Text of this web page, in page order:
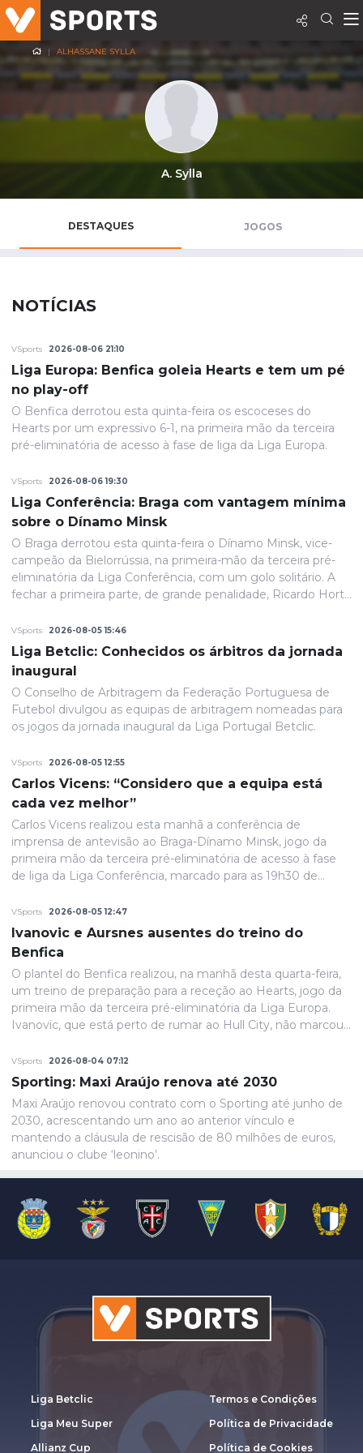
ALHASSANE SYLLA
A. Sylla
DESTAQUES JOGOS
NOTÍCIAS
VSports 2026-08-06 21:10
Liga Europa: Benfica goleia Hearts e tem um pé
no play-off
O Benfica derrotou esta quinta-feira os escoceses do
Hearts por um expressivo 6-1, na primeira mão da terceira
pré-eliminatória de acesso à fase de liga da Liga Europa.
VSports 2026-08-06 19:30
Liga Conferência: Braga com vantagem mínima
sobre o Dínamo Minsk
O Braga derrotou esta quinta-feira o Dínamo Minsk, vice-
campeão da Bielorrússia, na primeira-mão da terceira pré-
eliminatória da Liga Conferência, com um golo solitário. A
fechar a primeira parte, de grande penalidade, Ricardo Horta
e até final o resultado permaneceria inalterado.
VSports 2026-08-05 15:46
Liga Betclic: Conhecidos os árbitros da jornada
inaugural
O Conselho de Arbitragem da Federação Portuguesa de
Futebol divulgou as equipas de arbitragem nomeadas para
os jogos da jornada inaugural da Liga Portugal Betclic.
VSports 2026-08-05 12:55
Carlos Vicens: “Considero que a equipa está
cada vez melhor”
Carlos Vicens realizou esta manhã a conferência de
imprensa de antevisão ao Braga-Dínamo Minsk, jogo da
primeira mão da terceira pré-eliminatória de acesso à fase
de liga da Liga Conferência, marcado para as 19h30 de
VSports 2026-08-05 12:47
Ivanovic e Aursnes ausentes do treino do
Benfica
O plantel do Benfica realizou, na manhã desta quarta-feira,
um treino de preparação para a receção ao Hearts, jogo da
primeira mão da terceira pré-eliminatória da Liga Europa.
Ivanovic, que está perto de rumar ao Hull City, não marcou
de acordo com informação das águias. Aursnes, com uma
gastroenterite, também foi baixa, juntando-se a Wynder e
Umeh.
VSports 2026-08-04 07:12
Sporting: Maxi Araújo renova até 2030
Maxi Araújo renovou contrato com o Sporting até junho de
2030, acrescentando um ano ao anterior vínculo e
mantendo a cláusula de rescisão de 80 milhões de euros,
anunciou o clube ‘leonino’.
Liga Betclic
Liga Meu Super
Allianz Cup
Termos e Condições
Política de Privacidade
Política de Cookies